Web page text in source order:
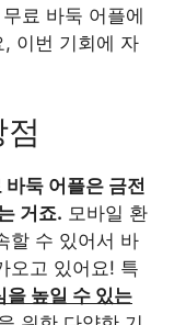
료 바둑 어플에
이번 기회에 자
바둑 어플은 금전
거죠. 모바일 환
할 수 있어서 바
오고 있어요! 특
을 높일 수 있는